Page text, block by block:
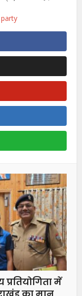
party
प्रतियोगिता में